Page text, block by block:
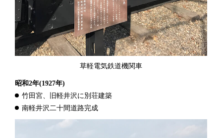
草軽電気鉄道機関車
昭和2年(1927年)
竹田宮、旧軽井沢に別荘建築
南軽井沢二十間道路完成